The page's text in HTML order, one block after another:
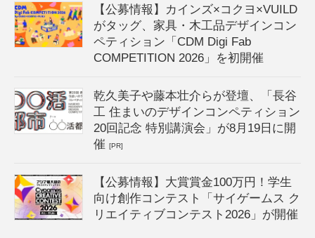
【公募情報】カインズ×コクヨ×VUILD
がタッグ、家具・木工品デザインコン
ペティション「CDM Digi Fab
COMPETITION 2026」を初開催
乾久美子や藤本壮介らが登壇、「長谷
工 住まいのデザインコンペティション
20回記念 特別講演会」が8月19日に開
催[PR]
【公募情報】大賞賞金100万円！学生
向け創作コンテスト「サイゲームス ク
リエイティブコンテスト2026」が開催